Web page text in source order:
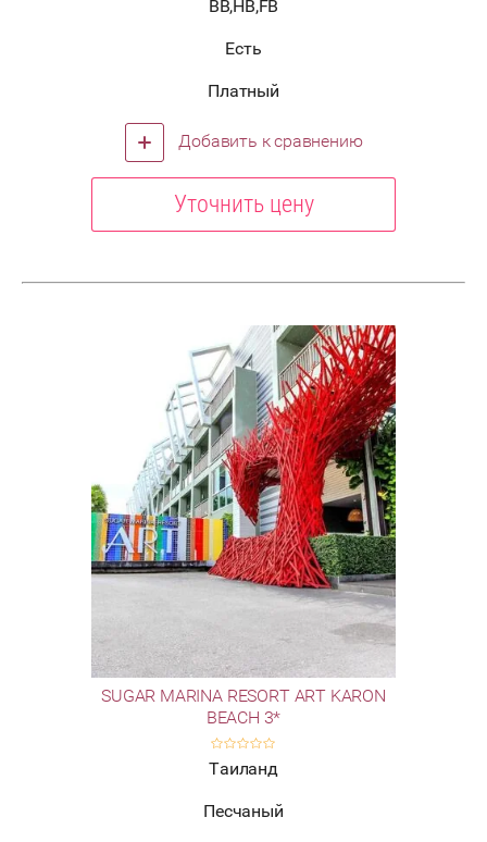
BB,HB,FB
Есть
Платный
Добавить к сравнению
Уточнить цену
SUGAR MARINA RESORT ART KARON
BEACH 3*
Таиланд
Песчаный